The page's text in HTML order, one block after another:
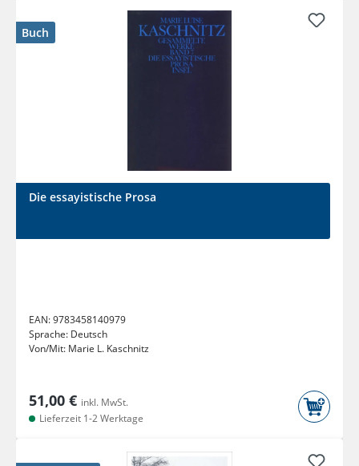
Buch
Die essayistische Prosa
EAN:9783458140979
Sprache: Deutsch
Von/Mit: Marie L. Kaschnitz
51,00 € inkl. MwSt.
Lieferzeit 1-2 Werktage